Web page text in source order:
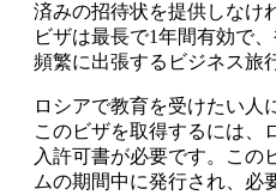
済みの招待状を提供しなけ
ビザは最長で1年間有効で
頻繁に出張するビジネス旅
ロシアで教育を受けたい人
このビザを取得するには、
入許可書が必要です。この
ムの期間中に発行され、必